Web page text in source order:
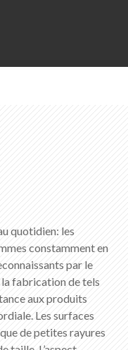
quotidien: les
constamment en
par le
fabrication de tels
aux produits
Les surfaces
de petites rayures